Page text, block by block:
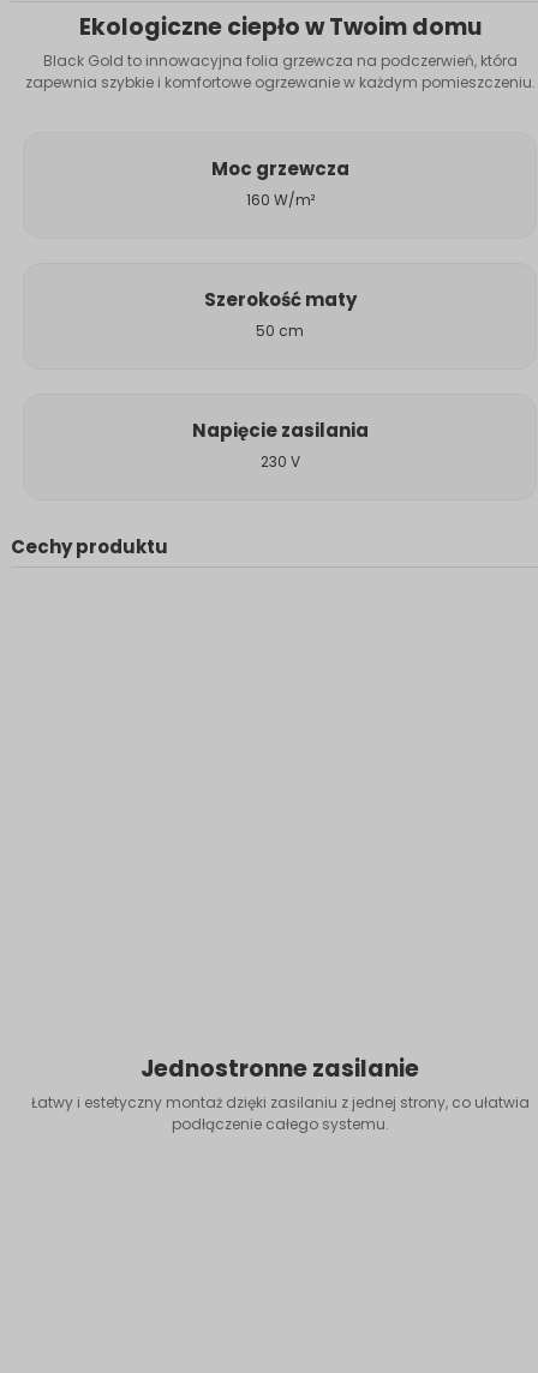
Ekologiczne ciepło w Twoim domu
Black Gold to innowacyjna folia grzewcza na podczerwień, która
zapewnia szybkie i komfortowe ogrzewanie w każdym pomieszczeniu.
Moc grzewcza
160 W/m²
Szerokość maty
50 cm
Napięcie zasilania
230 V
Cechy produktu
Jednostronne zasilanie
Łatwy i estetyczny montaż dzięki zasilaniu z jednej strony, co ułatwia
podłączenie całego systemu.